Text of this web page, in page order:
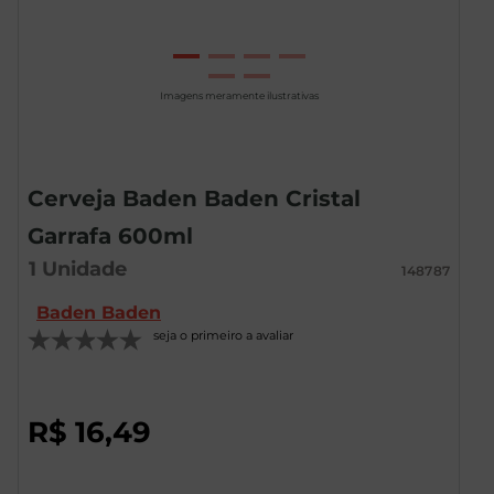
Imagens meramente ilustrativas
Cerveja Baden Baden Cristal
Garrafa 600ml
1 Unidade 148787
Baden Baden
seja o primeiro a avaliar
R$ 16,49